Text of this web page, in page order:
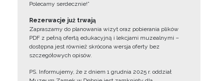
Polecamy serdecznie!”
Rezerwacje już trwają
Zapraszamy do planowania wizyt oraz pobierania plików
PDF z pełną ofertą edukacyjną i lekcjami muzealnymi –
dostępna jest również skrócona wersja oferty bez
szczegółowych opisów.
PS. Informujemy, że z dniem 1 grudnia 2025 r. oddział